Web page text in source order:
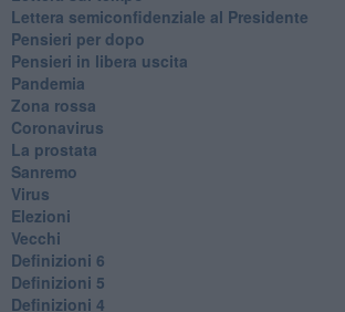
Lettera semiconfidenziale al Presidente
Pensieri per dopo
​Pensieri in libera uscita
Pandemia
Zona rossa
Coronavirus
La prostata
Sanremo
Virus
Elezioni
Vecchi
Definizioni 6
Definizioni 5
Definizioni 4